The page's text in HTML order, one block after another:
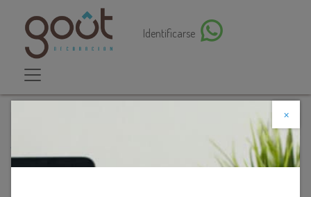
Identificarse
×
Descuento web
Cojin Velvet Solid Teal Con Cordon Plata 24X24